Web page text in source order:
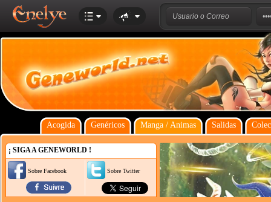
Acogida Genéricos Manga / Animas Salidas
¡ SIGA A GENEWORLD !
Sobre Facebook Sobre Twitter